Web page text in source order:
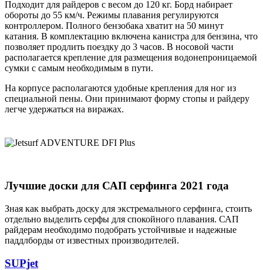
Подходит для райдеров с весом до 120 кг. Борд набирает
обороты до 55 км/ч. Режимы плавания регулируются
контроллером. Полного бензобака хватит на 50 минут
катания. В комплектацию включена канистра для бензина, что
позволяет продлить поездку до 3 часов. В носовой части
располагается крепление для размещения водонепроницаемой
сумки с самым необходимым в пути.
На корпусе располагаются удобные крепления для ног из
специальной пены. Они принимают форму стопы и райдеру
легче удержаться на виражах.
Лучшие доски для САП серфинга 2021 года
Зная как выбрать доску для экстремального серфинга, стоить
отдельно выделить серфы для спокойного плавания. САП
райдерам необходимо подобрать устойчивые и надежные
паддлборды от известных производителей.
SUPjet